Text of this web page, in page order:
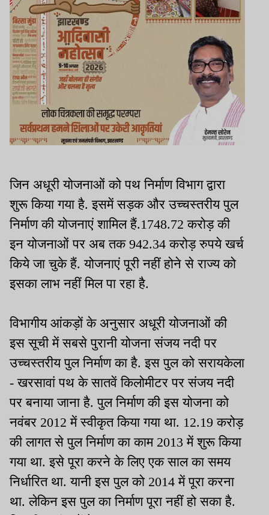
जिन अधूरी योजनाओं को पथ निर्माण विभाग द्वारा
शुरू किया गया है. इसमें सड़क और उच्चस्तरीय पुल
निर्माण की योजनाएं शामिल हैं.1748.72 करोड़ की
इन योजनाओं पर अब तक 942.34 करोड़ रुपये खर्च
किये जा चुके हैं. योजनाएं पूरी नहीं होने से राज्य को
इसका लाभ नहीं मिल पा रहा है.
विभागीय आंकड़ों के अनुसार अधूरी योजनाओं की
इस सूची में सबसे पुरानी योजना संजय नदी पर
उच्चस्तरीय पुल निर्माण का है. इस पुल को सरायकेला
- खरसावां पथ के सातवें किलोमीटर पर संजय नदी
पर बनाया जाना है. पुल निर्माण की इस योजना को
नवंबर 2012 में स्वीकृत किया गया था. 12.19 करोड़
की लागत से पुल निर्माण का काम 2013 में शुरू किया
गया था. इसे पूरा करने के लिए एक साल का समय
निर्धारित था. यानी इस पुल को 2014 में पूरा करना
था. लेकिन इस पुल का निर्माण पूरा नहीं हो सका है.